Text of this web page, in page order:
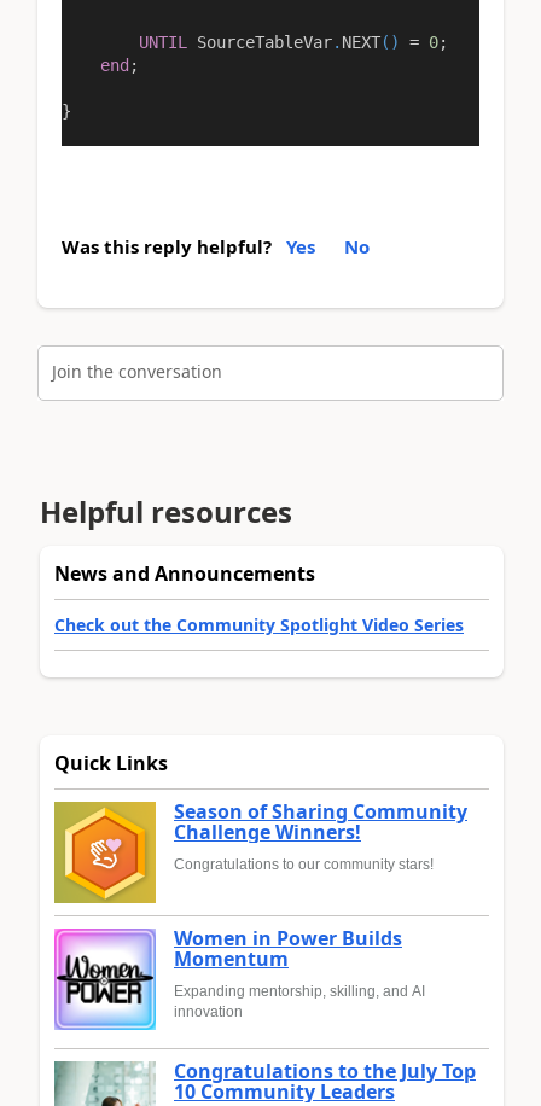
UNTIL SourceTableVar. NEXT() = 0;
end ;
}
Was this reply helpful? Yes No
Join the conversation
Helpful resources
News and Announcements
Check out the Community Spotlight Video Series
Quick Links
Season of Sharing Community
Challenge Winners!
Congratulations to our community stars!
Women in Power Builds
Momentum
Expanding mentorship, skilling, and AI
innovation
Congratulations to the July Top
10 Community Leaders